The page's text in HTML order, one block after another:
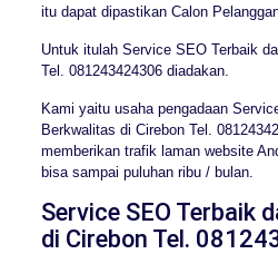
itu dapat dipastikan Calon
Untuk itulah Service SEO Terbaik
Tel. 081243424306 diadakan.
Kami yaitu usaha pengadaan
Berkwalitas di Cirebon Tel.
memberikan trafik laman website
bisa sampai puluhan ribu / bulan.
Service SEO Terbaik
di Cirebon Tel.